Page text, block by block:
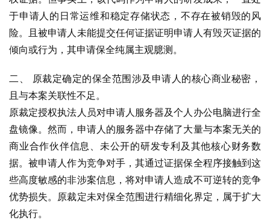
于申请人的日常运维和稳定存储状态，不存在被销毁的风
险。且被申请人未能提交任何证据证明申请人有毁灭证据的
倾向或行为，其申请保全纯属主观臆测。
二、 原裁定确定的保全范围涉及申请人的核心商业秘密，
且与本案关联性不足。
原裁定授权执法人员对申请人服务器及个人办公电脑进行全
盘镜像。然而，申请人的服务器中存储了大量与本案无关的
商业合作伙伴信息、未公开的研发专利及其他核心财务数
据。被申请人作为竞争对手，其通过证据保全程序接触到这
些高度敏感的非涉案信息，将对申请人造成不可逆转的竞争
优势损失。原裁定未对保全范围进行精细化界定，属于扩大
化执行。